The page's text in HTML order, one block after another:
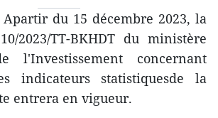
du 15 décembre 2023, la
2023/TT-BKHDT du ministère
l'Investissement concernant
indicateurs statistiquesde la
entrera en vigueur.